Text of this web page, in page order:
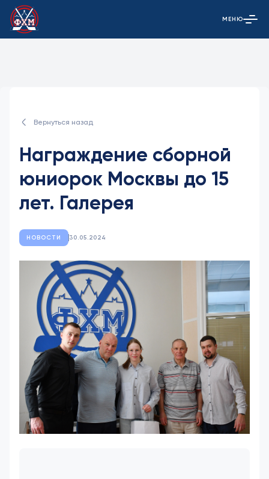
Открыть
МЕНЮ
Вернуться назад
Награждение сборной
юниорок Москвы до 15
лет. Галерея
НОВОСТИ 30.05.2024